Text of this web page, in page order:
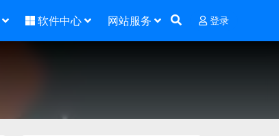
软件中心 网站服务 登录